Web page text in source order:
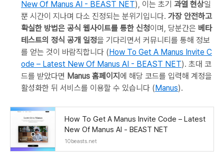
New Of Manus AI - BEAST NET), 이는 초기 과열 현상일
뿐 시간이 지나며 다소 진정되는 분위기입니다. 가장 안전하고
확실한 방법은 공식 웹사이트를 통한 신청이며, 당분간은 베타
테스트의 정식 공개 일정을 기다리면서 커뮤니티를 통해 정보
를 얻는 것이 바람직합니다 ( How To Get A Manus Invite C
ode – Latest New Of Manus AI - BEAST NET). 초대 코
드를 받았다면 Manus 홈페이지 에 해당 코드를 입력해 계정을
활성화한 뒤 서비스를 이용할 수 있습니다 ( Manus).
How To Get A Manus Invite Code – Latest
New Of Manus AI - BEAST NET
10beasts.net